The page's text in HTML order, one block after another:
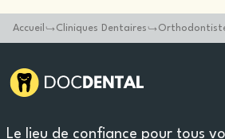
Accueil Cliniques Dentaires
Le lieu de confiance pour tous